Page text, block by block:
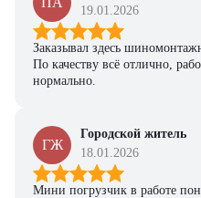
19.01.2026
Заказывал здесь
По качеству всё отлично,
нормально.
ГЖ
Городской житель
18.01.2026
Мини погрузчик в работе